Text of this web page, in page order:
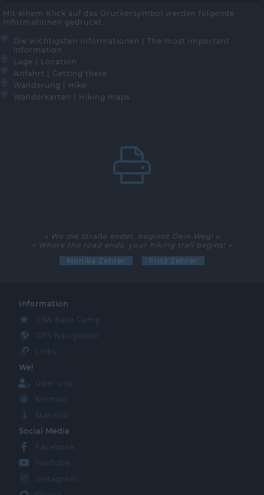
Mit einem Klick auf das Druckersymbol werden folgende
Informationen gedruckt:
Die wichtigsten Informationen | The most important
information
Lage | Location
Anfahrt | Getting there
Wanderung | Hike
Wanderkarten | Hiking maps
« Wo die Straße endet, beginnt Dein Weg! »
« Where the road ends, your hiking trail begins! »
Monika Zehrer
Fritz Zehrer
Information
USA Base Camp
GPS Navigation
Links
We!
Über uns
Kontakt
Statistik
Social Media
Facebook
YouTube
Instagram